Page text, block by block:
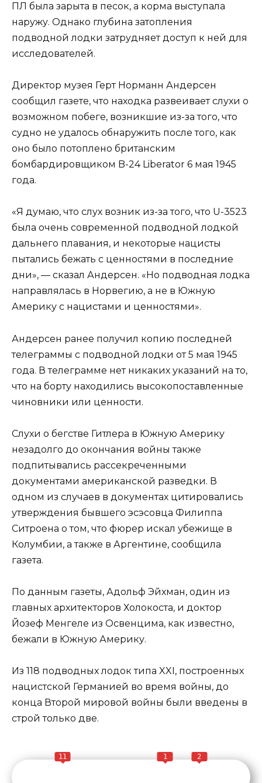
ПЛ была зарыта в песок, а корма выступала
наружу. Однако глубина затопления
подводной лодки затрудняет доступ к ней для
исследователей.
Директор музея Герт Норманн Андерсен
сообщил газете, что находка развеивает слухи о
возможном побеге, возникшие из-за того, что
судно не удалось обнаружить после того, как
оно было потоплено британским
бомбардировщиком B-24 Liberator 6 мая 1945
года.
«Я думаю, что слух возник из-за того, что U-3523
была очень современной подводной лодкой
дальнего плавания, и некоторые нацисты
пытались бежать с ценностями в последние
дни», — сказал Андерсен. «Но подводная лодка
направлялась в Норвегию, а не в Южную
Америку с нацистами и ценностями».
Андерсен ранее получил копию последней
телеграммы с подводной лодки от 5 мая 1945
года. В телеграмме нет никаких указаний на то,
что на борту находились высокопоставленные
чиновники или ценности.
Слухи о бегстве Гитлера в Южную Америку
незадолго до окончания войны также
подпитывались рассекреченными
документами американской разведки. В
одном из случаев в документах цитировались
утверждения бывшего эсэсовца Филиппа
Ситроена о том, что фюрер искал убежище в
Колумбии, а также в Аргентине, сообщила
газета.
По данным газеты, Адольф Эйхман, один из
главных архитекторов Холокоста, и доктор
Йозеф Менгеле из Освенцима, как известно,
бежали в Южную Америку.
Из 118 подводных лодок типа XXI, построенных
нацистской Германией во время войны, до
конца Второй мировой войны были введены в
строй только две.
11 1 2